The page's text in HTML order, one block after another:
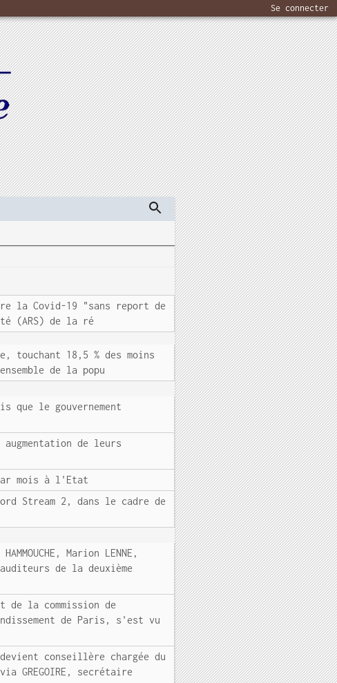
Se connecter
la Covid-19 "sans report de
(ARS) de la ré
touchant 18,5 % des moins
de la popu
que le gouvernement
de leurs
mois à l'Etat
Stream 2, dans le cadre de
Marion LENNE,
auditeurs de la deuxième
de la commission de
de Paris, s'est vu
conseillère chargée du
GREGOIRE, secrétaire